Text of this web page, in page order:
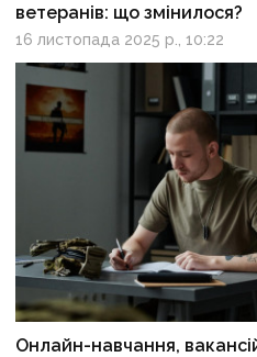
ветеранів: що змінилося?
16 листопада 2025 р., 10:22
Онлайн-навчання,